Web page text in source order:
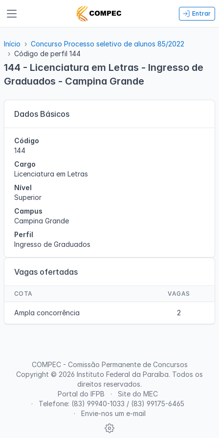
Entrar
Início
Concurso Processo seletivo de alunos 85/2022
Código de perfil 144
144 - Licenciatura em Letras - Ingresso de
Graduados - Campina Grande
Dados Básicos
Código
144
Cargo
Licenciatura em Letras
Nível
Superior
Campus
Campina Grande
Perfil
Ingresso de Graduados
Vagas ofertadas
COTA VAGAS
Ampla concorrência 2
Portal do IFPB
Site do MEC
Telefone: (83) 99940-1033 / (83) 99175-6465
Envie-nos um e-mail
COMPEC - Comissão Permanente de Concursos
Copyright © 2026 Instituto Federal da Paraíba. Todos os
direitos reservados.